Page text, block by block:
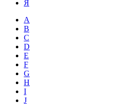
Я
A
B
C
D
E
F
G
H
I
J